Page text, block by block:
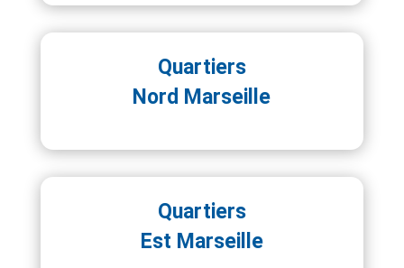
Quartiers
Nord Marseille
Quartiers
Est Marseille